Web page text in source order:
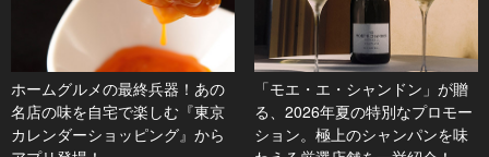
ホームグルメの最終兵器！あの
名店の味を自宅で楽しむ『東京
カレンダーショッピング』から
「モエ・エ・シャンドン」が贈
る、2026年夏の特別なプロモー
ション。極上のシャンパンを味